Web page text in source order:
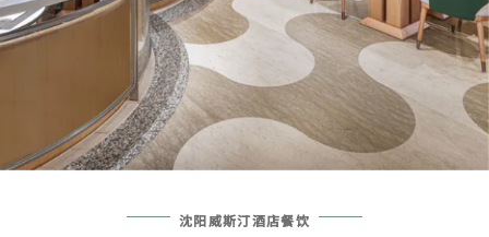
沈阳威斯汀酒店餐饮